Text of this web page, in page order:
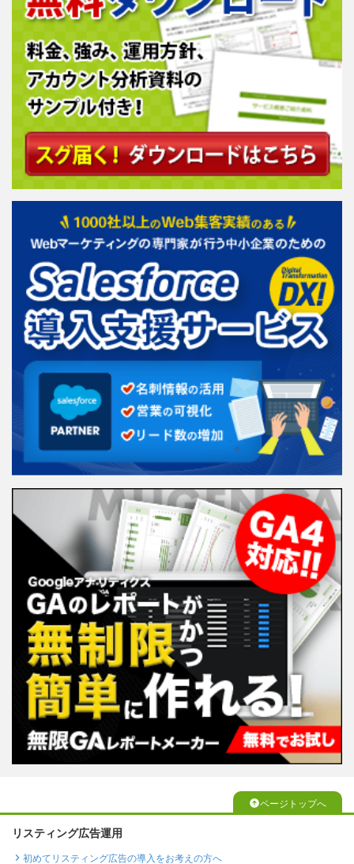
ページトップへ
リスティング広告運用
初めてリスティング広告の導入をお考えの方へ